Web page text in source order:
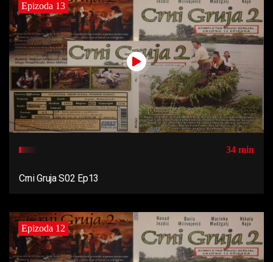
Epizoda 13
34 min
Crni Gruja S02 Ep13
Epizoda 12